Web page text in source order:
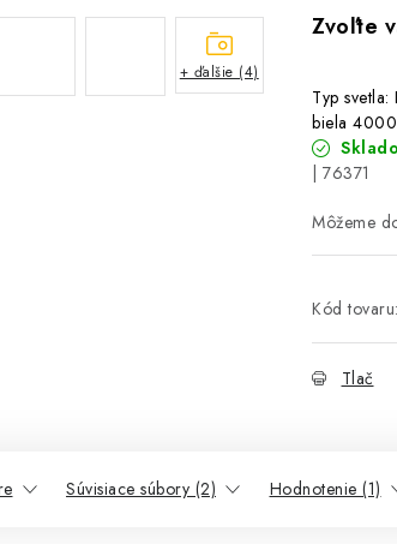
Typ svetla:
biela
| 76371
Kód tovaru:
Tlač
+ ďalšie (4)
Súvisiace súbory (2) Hodnotenie (1)